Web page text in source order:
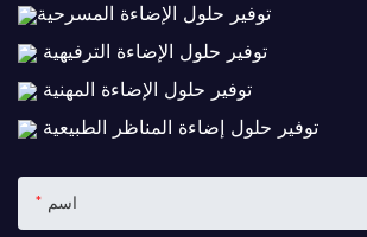
توفير حلول الإضاءة المسرحية
توفير حلول الإضاءة الترفيهية
توفير حلول الإضاءة المهنية
توفير حلول إضاءة المناظر الطبيعية
اسم